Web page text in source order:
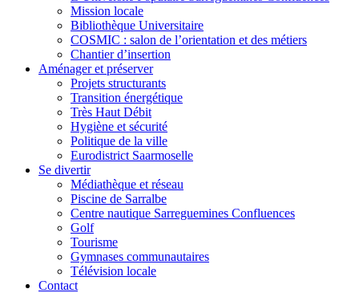
Mission locale
Bibliothèque Universitaire
COSMIC : salon de l’orientation et des métiers
Chantier d’insertion
Aménager et préserver
Projets structurants
Transition énergétique
Très Haut Débit
Hygiène et sécurité
Politique de la ville
Eurodistrict Saarmoselle
Se divertir
Médiathèque et réseau
Piscine de Sarralbe
Centre nautique Sarreguemines Confluences
Golf
Tourisme
Gymnases communautaires
Télévision locale
Contact